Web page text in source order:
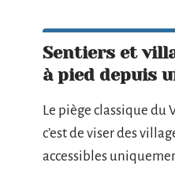
Sentiers et
à pied depuis
Le piège classique du
c’est de viser des
accessibles